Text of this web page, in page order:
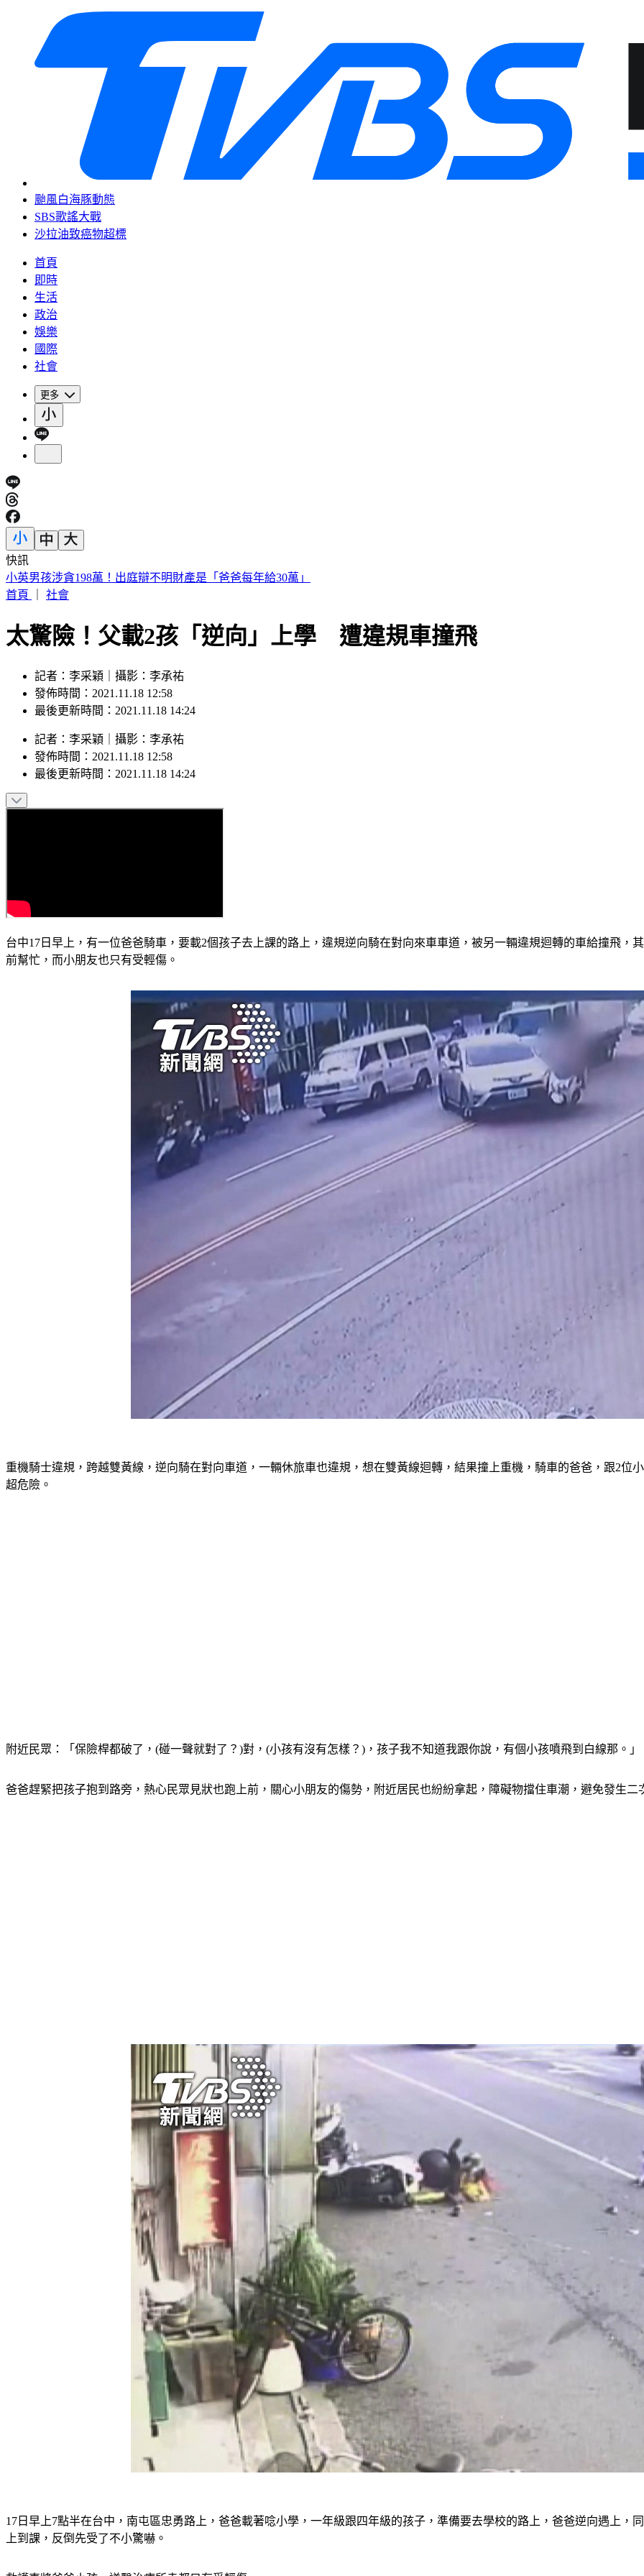
颱風白海豚動態
SBS歌謠大戰
沙拉油致癌物超標
首頁
即時
生活
政治
娛樂
國際
社會
更多
快訊
《花蓮好FUN》YOYO家族互動秀 每週六日花蓮鯉魚潭演出
首頁
社會
太驚險！父載2孩「逆向」上學 遭違規車撞飛
記者：李采穎｜攝影：李承祐
發佈時間：2021.11.18 12:58
最後更新時間：2021.11.18 14:24
記者 ： 李采穎 攝影 ： 李承祐
發佈時間： 2021.11.18 12:58
最後更新時間： 2021.11.18 14:24
台中17日早上，有一位爸爸騎車，要載2個孩子去上課的路上，違規逆向騎在對向來車車道，被另一輛違規迴轉的車給撞飛，
前幫忙，而小朋友也只有受輕傷。
重機騎士違規，跨越雙黃線，逆向騎在對向車道，一輛休旅車也違規，想在雙黃線迴轉，結果撞上重機，騎車的爸爸，跟2位
超危險。
附近民眾：「保險桿都破了，(碰一聲就對了？)對，(小孩有沒有怎樣？)，孩子我不知道我跟你說，有個小孩噴飛到白線那。」
爸爸趕緊把孩子抱到路旁，熱心民眾見狀也跑上前，關心小朋友的傷勢，附近居民也紛紛拿起，障礙物擋住車潮，避免發生二
17日早上7點半在台中，南屯區忠勇路上，爸爸載著唸小學，一年級跟四年級的孩子，準備要去學校的路上，爸爸逆向遇上，
上到課，反倒先受了不小驚嚇。